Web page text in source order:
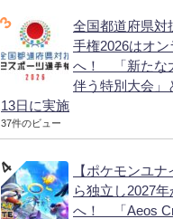
全国都道府県対
手権2026はオン
へ！ 「新たな
伴う特別大会」
13日に実施
37件のビュー
【ポケモンユ
ら独立し2027
へ！ 「Aeos